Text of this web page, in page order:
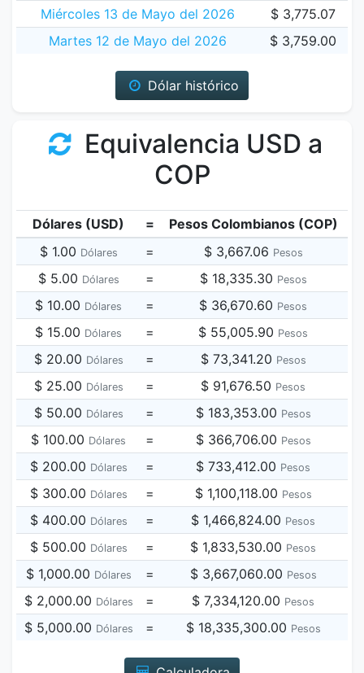
Miércoles 13 de Mayo del 2026
$ 3,775.07
Martes 12 de Mayo del 2026
$ 3,759.00
Dólar histórico
Equivalencia USD a
COP
Dólares (USD) =
Pesos Colombianos (COP)
$ 1.00 Dólares = $ 3,667.06 Pesos
$ 5.00 Dólares = $ 18,335.30 Pesos
$ 10.00 Dólares = $ 36,670.60 Pesos
$ 15.00 Dólares = $ 55,005.90 Pesos
$ 20.00 Dólares = $ 73,341.20 Pesos
$ 25.00 Dólares = $ 91,676.50 Pesos
$ 50.00 Dólares = $ 183,353.00 Pesos
$ 100.00 Dólares = $ 366,706.00 Pesos
$ 200.00 Dólares = $ 733,412.00 Pesos
$ 300.00 Dólares = $ 1,100,118.00 Pesos
$ 400.00 Dólares = $ 1,466,824.00 Pesos
$ 500.00 Dólares = $ 1,833,530.00 Pesos
$ 1,000.00 Dólares = $ 3,667,060.00 Pesos
$ 2,000.00 Dólares = $ 7,334,120.00 Pesos
$ 5,000.00 Dólares = $ 18,335,300.00 Pesos